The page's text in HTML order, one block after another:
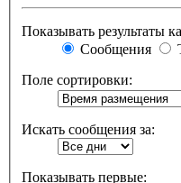
Показывать результаты
Сообщения
Поле сортировки:
Искать сообщения за:
Показывать первые: